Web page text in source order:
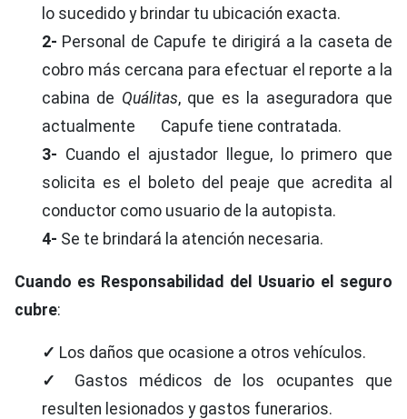
lo sucedido y brindar tu ubicación exacta.
2- Personal de Capufe te dirigirá a la caseta de
cobro más cercana para efectuar el reporte a la
cabina de Quálitas, que es la aseguradora que
actualmente Capufe tiene contratada.
3- Cuando el ajustador llegue, lo primero que
solicita es el boleto del peaje que acredita al
conductor como usuario de la autopista.
4- Se te brindará la atención necesaria.
Cuando es Responsabilidad del Usuario el seguro
cubre:
✓ Los daños que ocasione a otros vehículos.
✓
Gastos médicos de los ocupantes que
resulten lesionados y gastos funerarios.